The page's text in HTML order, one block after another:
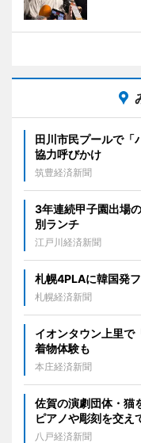
田川市民プールで
協力呼びかけ
筑豊経済新聞
3年連続甲子園出場
別ランチ
江戸川経済新聞
札幌4PLAに韓国発
札幌経済新聞
イオンタウン上里で
着物体験も
本庄経済新聞
佐賀の演劇団体・猫
ピアノや彫刻を交え
八戸経済新聞